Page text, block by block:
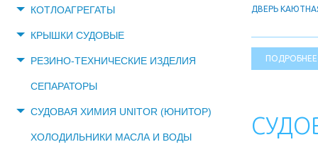
КОТЛОАГРЕГАТЫ
КРЫШКИ СУДОВЫЕ
РЕЗИНО-ТЕХНИЧЕСКИЕ ИЗДЕЛИЯ
СЕПАРАТОРЫ
СУДОВАЯ ХИМИЯ UNITOR (ЮНИТОР)
ХОЛОДИЛЬНИКИ МАСЛА И ВОДЫ
ДВЕРЬ
ПОДРОБНЕЕ